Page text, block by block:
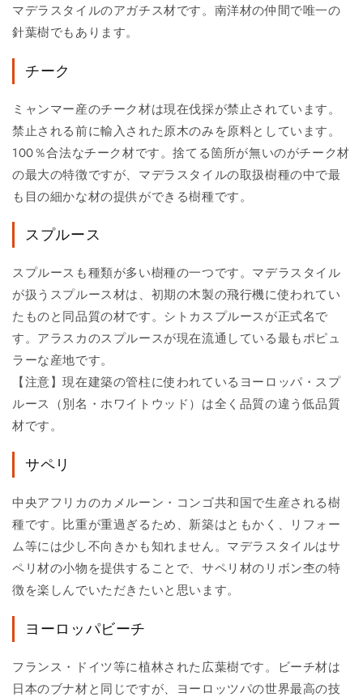
マデラスタイルのアガチス材です。南洋材の仲間で唯一の
針葉樹でもあります。
チーク
ミャンマー産のチーク材は現在伐採が禁止されています。
禁止される前に輸入された原木のみを原料としています。
100％合法なチーク材です。捨てる箇所が無いのがチーク材
の最大の特徴ですが、マデラスタイルの取扱樹種の中で最
も目の細かな材の提供ができる樹種です。
スプルース
スプルースも種類が多い樹種の一つです。マデラスタイル
が扱うスプルース材は、初期の木製の飛行機に使われてい
たものと同品質の材です。シトカスプルースが正式名で
す。アラスカのスプルースが現在流通している最もポピュ
ラーな産地です。
【注意】現在建築の管柱に使われているヨーロッパ・スプ
ルース（別名・ホワイトウッド）は全く品質の違う低品質
材です。
サペリ
中央アフリカのカメルーン・コンゴ共和国で生産される樹
種です。比重が重過ぎるため、新築はともかく、リフォー
ム等には少し不向きかも知れません。マデラスタイルはサ
ペリ材の小物を提供することで、サペリ材のリボン杢の特
徴を楽しんでいただきたいと思います。
ヨーロッパビーチ
フランス・ドイツ等に植林された広葉樹です。ビーチ材は
日本のブナ材と同じですが、ヨーロッツパの世界最高の技